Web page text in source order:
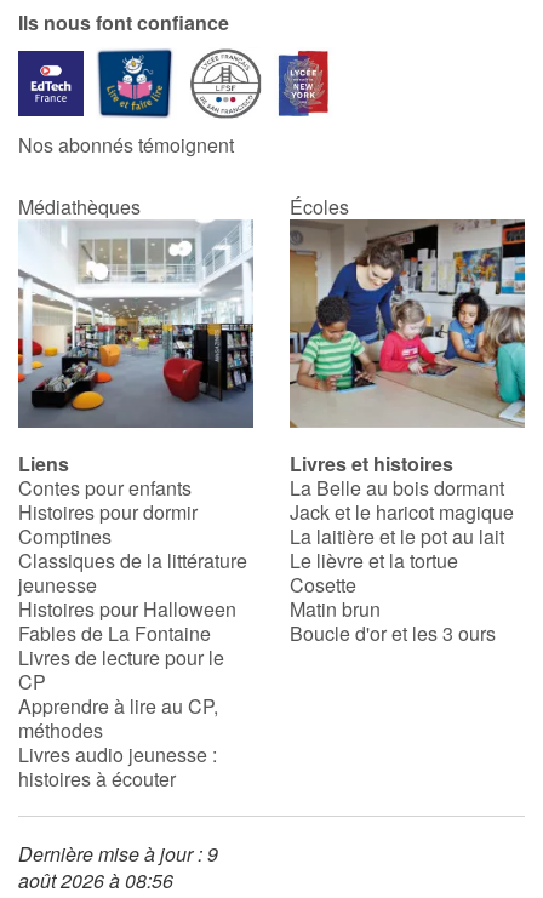
Ils nous font confiance
Nos abonnés témoignent
Médiathèques Écoles
Liens
Contes pour enfants
Histoires pour dormir
Comptines
Classiques de la littérature
jeunesse
Histoires pour Halloween
Fables de La Fontaine
Livres de lecture pour le
CP
Apprendre à lire au CP,
méthodes
Livres audio jeunesse :
histoires à écouter
Livres et histoires
La Belle au bois dormant
Jack et le haricot magique
La laitière et le pot au lait
Le lièvre et la tortue
Cosette
Matin brun
Boucle d'or et les 3 ours
Dernière mise à jour : 9
août 2026 à 08:56